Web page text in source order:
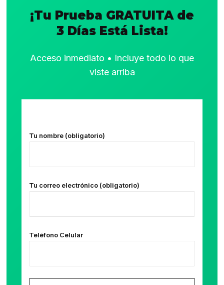
¡Tu Prueba GRATUITA de
3 Días Está Lista!
Acceso inmediato • Incluye todo lo que
viste arriba
Tu nombre (obligatorio)
Tu correo electrónico (obligatorio)
Teléfono Celular